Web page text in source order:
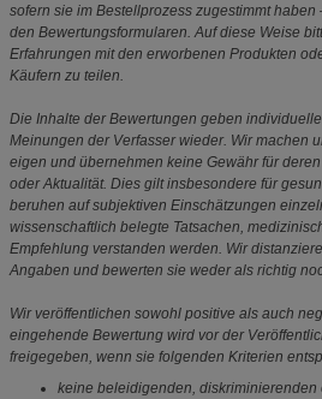
sofern sie im Bestellprozess zugestimmt
den Bewertungsformularen. Auf diese Weise
Erfahrungen mit den erworbenen Produkten
Käufern zu teilen.
Die Inhalte der Bewertungen geben
Meinungen der Verfasser wieder. Wir machen
eigen und übernehmen keine Gewähr für
oder Aktualität. Dies gilt insbesondere für
beruhen auf subjektiven Einschätzungen
wissenschaftlich belegte Tatsachen,
Empfehlung verstanden werden. Wir
Angaben und bewerten sie weder als richtig
Wir veröffentlichen sowohl positive als auch
eingehende Bewertung wird vor der
freigegeben, wenn sie folgenden Kriterien
keine beleidigenden, diskriminierenden